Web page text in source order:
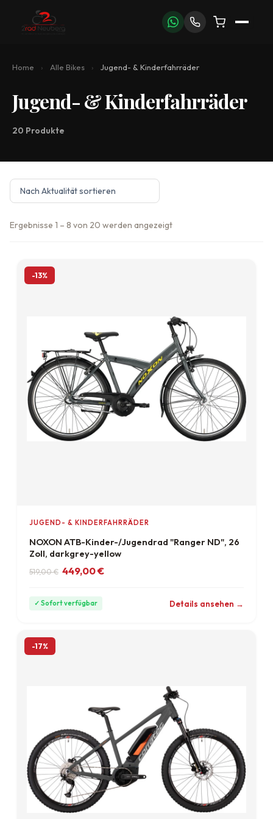
springen
Home › Alle Bikes › Jugend- & Kinderfahrräder
Jugend- & Kinderfahrräder
20 Produkte
Ergebnisse 1 – 8 von 20 werden angezeigtNach
-13%
JUGEND- & KINDERFAHRRÄDER
NOXON ATB-Kinder-/Jugendrad "Ranger ND", 26
Zoll, darkgrey-yellow
519,00€
Ursprünglicher Preis war: 519,00 €
449,00€
Aktueller Preis ist: 449,00 €.
✓ Sofort verfügbar Details ansehen →
-17%